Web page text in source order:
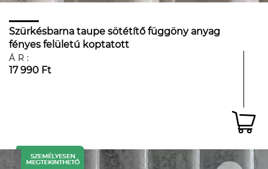
Szürkésbarna taupe sötétítő függöny anyag
fényes felületú koptatott
ÁR:
17 990 Ft